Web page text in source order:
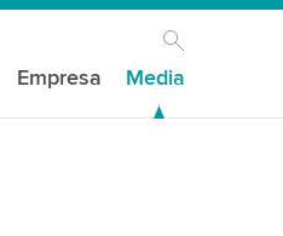
Empresa Media